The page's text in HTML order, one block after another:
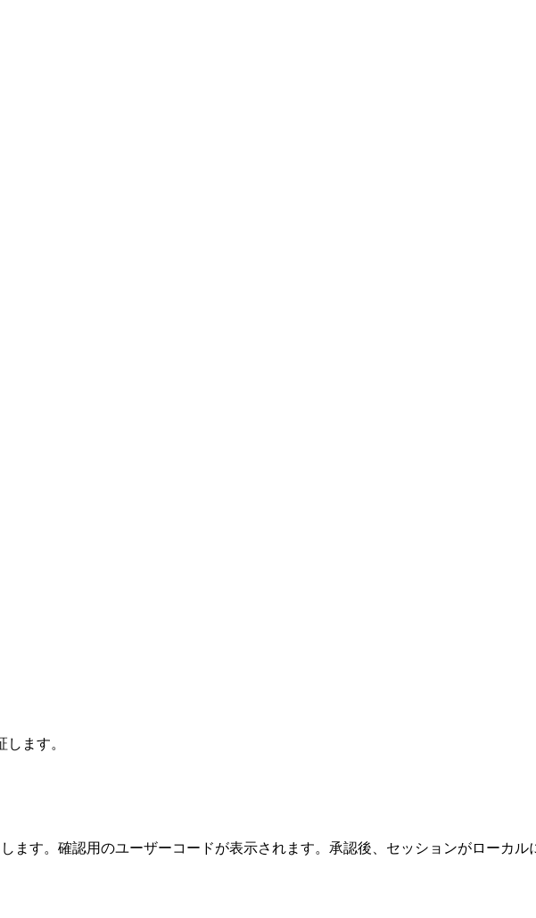
ます。
ます。確認用のユーザーコードが表示されます。承認後、セッションがローカル